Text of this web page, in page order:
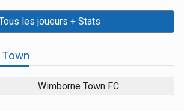
les joueurs + Stats
Wimborne Town FC